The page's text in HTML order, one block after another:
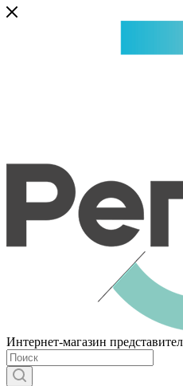
Интернет-магазин